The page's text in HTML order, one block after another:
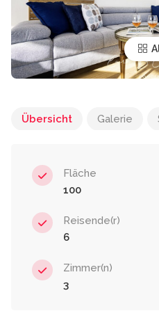
Übersicht Galerie
Fläche
100
Reisende(r)
6
Zimmer(n)
3